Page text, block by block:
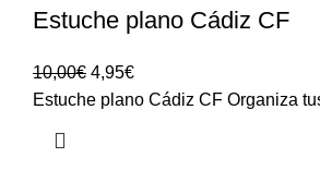
Estuche plano Cádiz CF
10,00€ 4,95€
Estuche plano Cádiz CF Organiza